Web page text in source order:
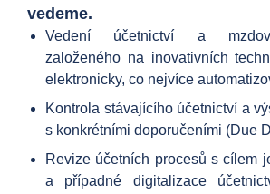
vedeme.
Vedení účetnictví a
založeného na inovativních
elektronicky, co nejvíce
Kontrola stávajícího účetnictví a
s konkrétními doporučeními (Due
Revize účetních procesů s cílem
a případné digitalizace